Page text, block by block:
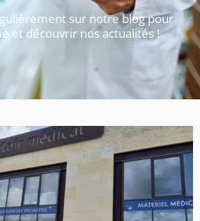
sur notre blog pour
et découvrir nos actualités !